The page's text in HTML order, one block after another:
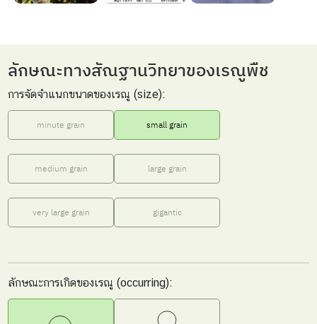
ลักษณะทางสัณฐานวิทยาของเรณูพืช
การจัดจำแนกขนาดของเรณู (size):
minute grain small grain
medium grain large grain
very large grain gigantic
ลักษณะการเกิดของเรณู (occurring):